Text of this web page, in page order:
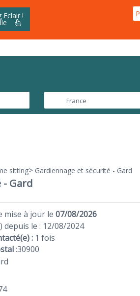
Eclair !
sitting> Gardiennage et sécurité - Gard
Gard
mise à jour le 07/08/2026
depuis le : 12/08/2024
: 1 fois
:30900